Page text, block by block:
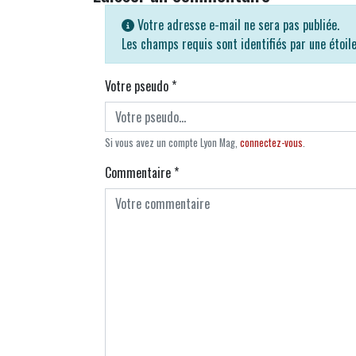
Votre adresse e-mail ne sera pas publiée.
Les champs requis sont identifiés par une
Votre pseudo*
Si vous avez un compte Lyon Mag, connectez-vous.
Commentaire*